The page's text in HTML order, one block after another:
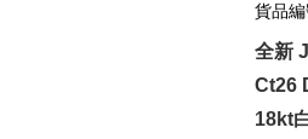
貨品
全新
Ct26
18kt